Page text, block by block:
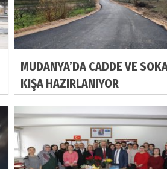
MUDANYA’DA CADDE VE
KIŞA HAZIRLANIYOR